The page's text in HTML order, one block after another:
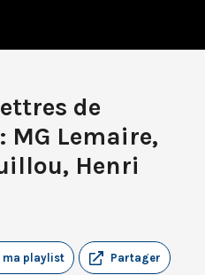
de
Lemaire,
Henri
Partager
ma playlist